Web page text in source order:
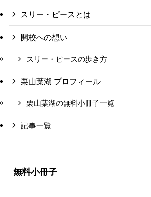
スリー・ピースとは
開校への想い
スリー・ピースの歩き方
栗山葉湖 プロフィール
栗山葉湖の無料小冊子一覧
記事一覧
無料小冊子